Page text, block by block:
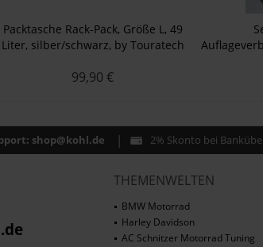
Packtasche Rack-Pack, Größe L, 49
Liter, silber/schwarz, by Touratech
99,90 €
shop@kohl.de 2% Skonto bei
THEMENWELTEN
BMW Motorrad
Harley Davidson
AC Schnitzer Motorrad Tuning